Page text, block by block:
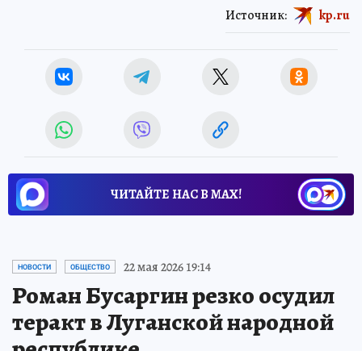
Источник: kp.ru
ЧИТАЙТЕ НАС В МАХ!
НОВОСТИ ОБЩЕСТВО 22 мая 2026 19:14
Роман Бусаргин резко осудил
теракт в Луганской народной